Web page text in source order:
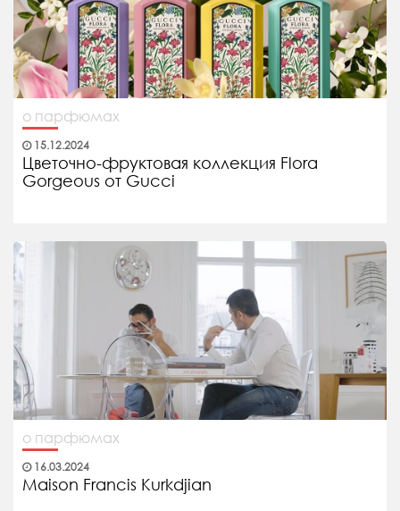
о парфюмах
15.12.2024
Цветочно-фруктовая коллекция Flora
Gorgeous от Gucci
о парфюмах
16.03.2024
Maison Francis Kurkdjian